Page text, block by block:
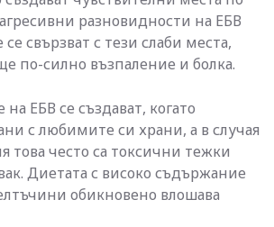
разновидности на ЕБВ
свързват с тези слаби места,
по-силно възпаление и болка.
ЕБВ се създават, когато
с любимите си храни, а в случая
това често са токсични тежки
Диетата с високо съдържание
обикновено влошава